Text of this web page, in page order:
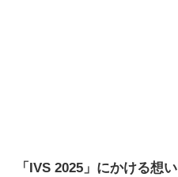
「IVS 2025」にかける想い